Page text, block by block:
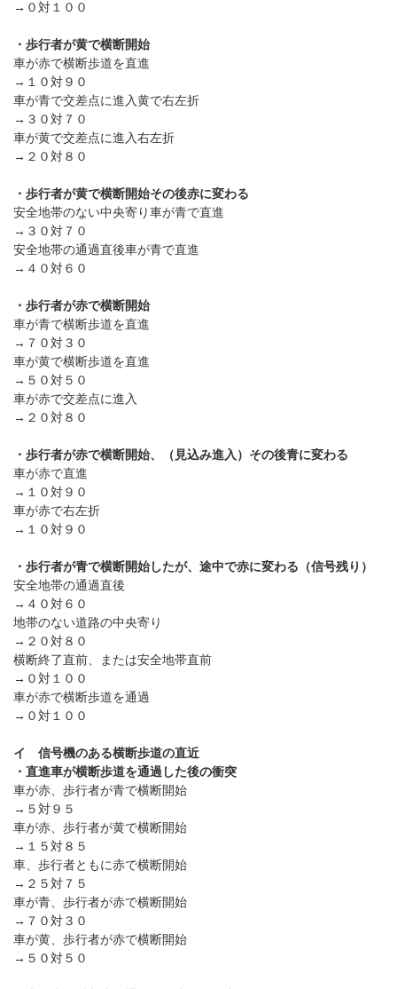
→０対１００
・歩行者が黄で横断開始
車が赤で横断歩道を直進
→１０対９０
車が青で交差点に進入黄で右左折
→３０対７０
車が黄で交差点に進入右左折
→２０対８０
・歩行者が黄で横断開始その後赤に変わる
安全地帯のない中央寄り車が青で直進
→３０対７０
安全地帯の通過直後車が青で直進
→４０対６０
・歩行者が赤で横断開始
車が青で横断歩道を直進
→７０対３０
車が黄で横断歩道を直進
→５０対５０
車が赤で交差点に進入
→２０対８０
・歩行者が赤で横断開始、（見込み進入）その後青に変わる
車が赤で直進
→１０対９０
車が赤で右左折
→１０対９０
・歩行者が青で横断開始したが、途中で赤に変わる（信号残り）
安全地帯の通過直後
→４０対６０
地帯のない道路の中央寄り
→２０対８０
横断終了直前、または安全地帯直前
→０対１００
車が赤で横断歩道を通過
→０対１００
イ 信号機のある横断歩道の直近
・直進車が横断歩道を通過した後の衝突
車が赤、歩行者が青で横断開始
→５対９５
車が赤、歩行者が黄で横断開始
→１５対８５
車、歩行者ともに赤で横断開始
→２５対７５
車が青、歩行者が赤で横断開始
→７０対３０
車が黄、歩行者が赤で横断開始
→５０対５０